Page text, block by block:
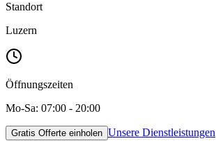
Standort
Luzern
Öffnungszeiten
Mo-Sa: 07:00 - 20:00
Gratis Offerte einholen Unsere Dienstleistungen